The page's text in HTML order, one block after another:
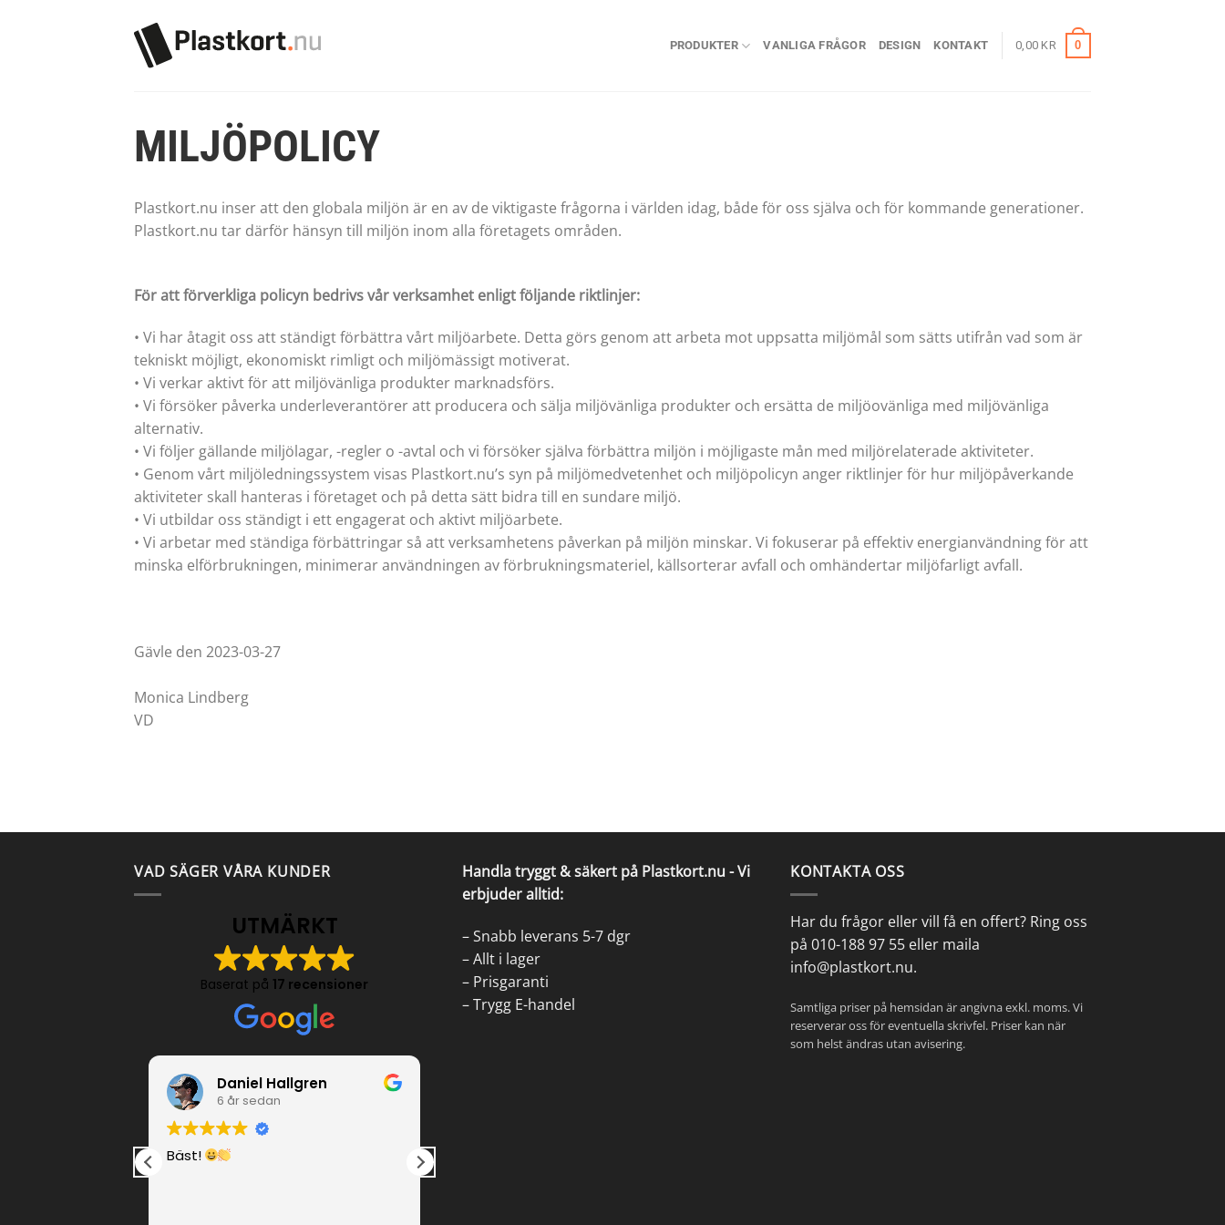
PRODUKTER VANLIGA FRÅGOR DESIGN KONTAKT 0,00 KR 0
MILJÖPOLICY
Plastkort.nu inser att den globala miljön är en av de viktigaste frågorna i världen idag, både för oss själva och för kommande generationer.
Plastkort.nu tar därför hänsyn till miljön inom alla företagets områden.
För att förverkliga policyn bedrivs vår verksamhet enligt följande riktlinjer:
• Vi har åtagit oss att ständigt förbättra vårt miljöarbete. Detta görs genom att arbeta mot uppsatta miljömål som sätts utifrån vad som är
tekniskt möjligt, ekonomiskt rimligt och miljömässigt motiverat.
• Vi verkar aktivt för att miljövänliga produkter marknadsförs.
• Vi försöker påverka underleverantörer att producera och sälja miljövänliga produkter och ersätta de miljöovänliga med miljövänliga
alternativ.
• Vi följer gällande miljölagar, -regler o -avtal och vi försöker själva förbättra miljön i möjligaste mån med miljörelaterade aktiviteter.
• Genom vårt miljöledningssystem visas Plastkort.nu’s syn på miljömedvetenhet och miljöpolicyn anger riktlinjer för hur miljöpåverkande
aktiviteter skall hanteras i företaget och på detta sätt bidra till en sundare miljö.
• Vi utbildar oss ständigt i ett engagerat och aktivt miljöarbete.
• Vi arbetar med ständiga förbättringar så att verksamhetens påverkan på miljön minskar. Vi fokuserar på effektiv energianvändning för att
minska elförbrukningen, minimerar användningen av förbrukningsmateriel, källsorterar avfall och omhändertar miljöfarligt avfall.
Gävle den 2023-03-27
Monica Lindberg
VD
VAD SÄGER VÅRA KUNDER
UTMÄRKT
Baserat på 17 recensioner
Daniel Hallgren
6 år sedan
Bäst!
Handla tryggt & säkert på Plastkort.nu - Vi
erbjuder alltid:
– Snabb leverans 5-7 dgr
– Allt i lager
– Prisgaranti
– Trygg E-handel
KONTAKTA OSS
Har du frågor eller vill få en offert? Ring oss
på 010-188 97 55 eller maila
info@plastkort.nu.
Samtliga priser på hemsidan är angivna exkl. moms. Vi
reserverar oss för eventuella skrivfel. Priser kan när
som helst ändras utan avisering.